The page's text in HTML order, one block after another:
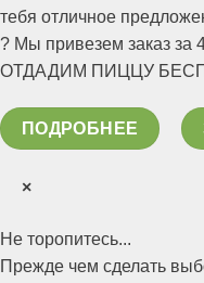
тебя отличное
? Мы привезем заказ
ОТДАДИМ ПИЦЦУ
ПОДРОБНЕЕ
×
Не торопитесь...
Прежде чем сделать